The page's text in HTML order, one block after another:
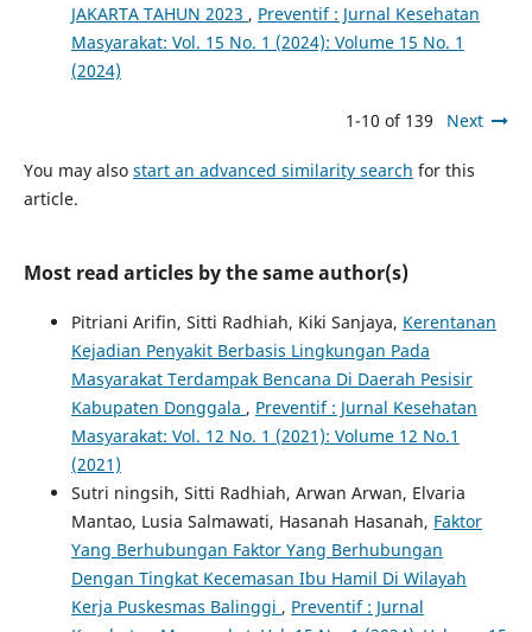
JAKARTA TAHUN 2023 , Preventif : Jurnal Kesehatan
Masyarakat: Vol. 15 No. 1 (2024): Volume 15 No. 1
(2024)
1-10 of 139 Next
You may also start an advanced similarity search for this
article.
Most read articles by the same author(s)
Pitriani Arifin, Sitti Radhiah, Kiki Sanjaya, Kerentanan
Kejadian Penyakit Berbasis Lingkungan Pada
Masyarakat Terdampak Bencana Di Daerah Pesisir
Kabupaten Donggala , Preventif : Jurnal Kesehatan
Masyarakat: Vol. 12 No. 1 (2021): Volume 12 No.1
(2021)
Sutri ningsih, Sitti Radhiah, Arwan Arwan, Elvaria
Mantao, Lusia Salmawati, Hasanah Hasanah, Faktor
Yang Berhubungan Faktor Yang Berhubungan
Dengan Tingkat Kecemasan Ibu Hamil Di Wilayah
Kerja Puskesmas Balinggi , Preventif : Jurnal